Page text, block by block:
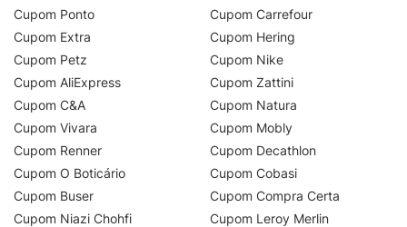
Cupom Ponto
Cupom Extra
Cupom Petz
Cupom AliExpress
Cupom C&A
Cupom Vivara
Cupom Renner
Cupom O Boticário
Cupom Buser
Cupom Niazi Chohfi
Cupom Carrefour
Cupom Hering
Cupom Nike
Cupom Zattini
Cupom Natura
Cupom Mobly
Cupom Decathlon
Cupom Cobasi
Cupom Compra Certa
Cupom Leroy Merlin